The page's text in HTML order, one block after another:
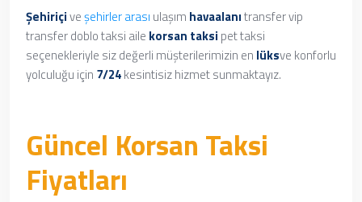
Şehiriçiveşehirler arası ulaşım havaalanıtransfer vip
transfer doblo taksi aile korsan taksi pet taksi
seçenekleriyle siz değerli müşterilerimizin en lüksve konforlu
yolculuğu için 7/24kesintisiz hizmet sunmaktayız.
Güncel Korsan Taksi
Fiyatları